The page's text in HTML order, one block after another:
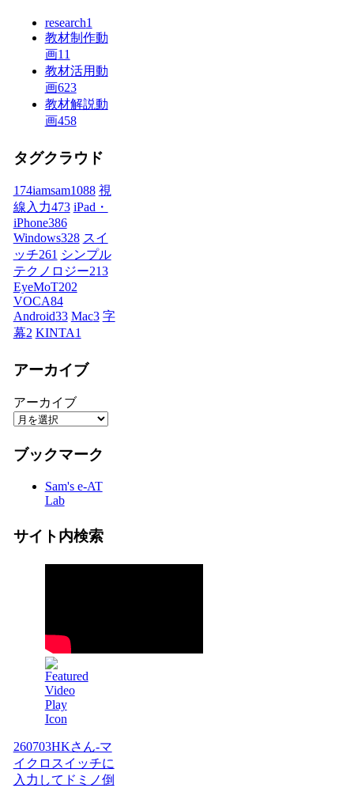
research1
教材制作動
画11
教材活用動
画623
教材解説動
画458
タグクラウド
174iamsam1088 視
線入力473 iPad・
iPhone386
Windows328 スイ
ッチ261 シンプル
テクノロジー213
EyeMoT202
VOCA84
Android33 Mac3 字
幕2 KINTA1
アーカイブ
アーカイブ
ブックマーク
Sam's e-AT
Lab
サイト内検索
260703HKさん-マ
イクロスイッチに
入力してドミノ倒